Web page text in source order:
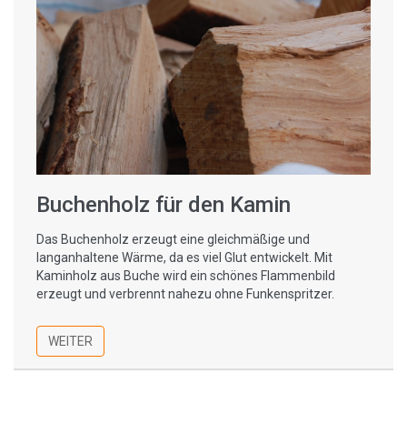
Buchenholz für den Kamin
Das Buchenholz erzeugt eine gleichmäßige und
langanhaltene Wärme, da es viel Glut entwickelt. Mit
Kaminholz aus Buche wird ein schönes Flammenbild
erzeugt und verbrennt nahezu ohne Funkenspritzer.
WEITER